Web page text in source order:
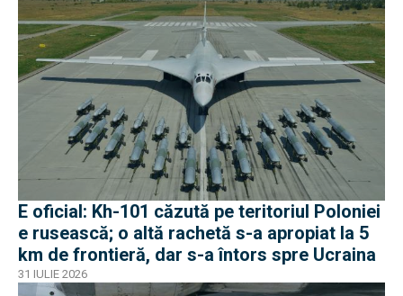
E oficial: Kh-101 căzută pe teritoriul Poloniei
e rusească; o altă rachetă s-a apropiat la 5
km de frontieră, dar s-a întors spre Ucraina
31 IULIE 2026